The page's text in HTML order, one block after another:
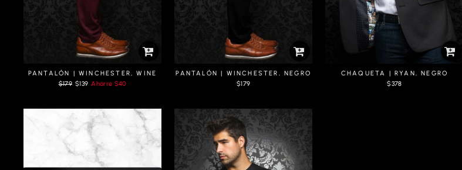
PANTALÓN | WINCHESTER, WINE
Prix
$179 Prix
$139 Ahorre $40
PANTALÓN | WINCHESTER, NEGRO
$179
CHAQUETA | RYAN, NEGRO
$378